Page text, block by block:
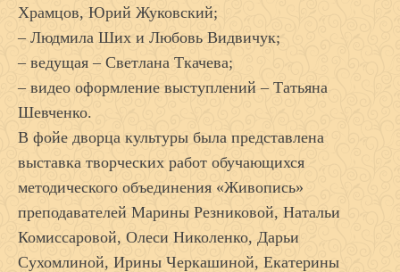
Храмцов, Юрий Жуковский;
– Людмила Ших и Любовь Видвичук;
– ведущая – Светлана Ткачева;
– видео оформление выступлений – Татьяна
Шевченко.
В фойе дворца культуры была представлена
выставка творческих работ обучающихся
методического объединения «Живопись»
преподавателей Марины Резниковой, Натальи
Комиссаровой, Олеси Николенко, Дарьи
Сухомлиной, Ирины Черкашиной, Екатерины